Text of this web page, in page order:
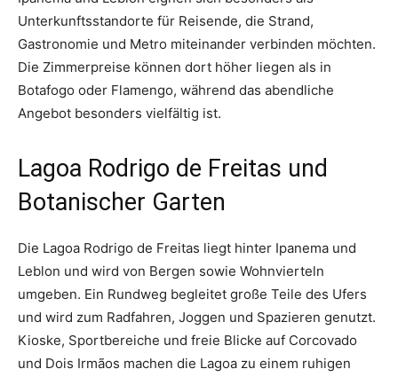
Unterkunftsstandorte für Reisende, die Strand,
Gastronomie und Metro miteinander verbinden möchten.
Die Zimmerpreise können dort höher liegen als in
Botafogo oder Flamengo, während das abendliche
Angebot besonders vielfältig ist.
Lagoa Rodrigo de Freitas und
Botanischer Garten
Die Lagoa Rodrigo de Freitas liegt hinter Ipanema und
Leblon und wird von Bergen sowie Wohnvierteln
umgeben. Ein Rundweg begleitet große Teile des Ufers
und wird zum Radfahren, Joggen und Spazieren genutzt.
Kioske, Sportbereiche und freie Blicke auf Corcovado
und Dois Irmãos machen die Lagoa zu einem ruhigen